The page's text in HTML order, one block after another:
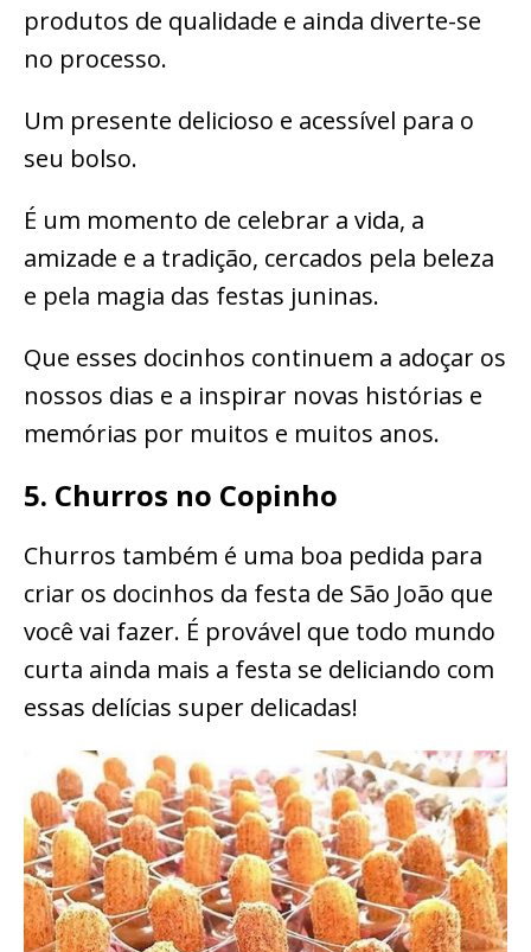
produtos de qualidade e ainda diverte-se
no processo.
Um presente delicioso e acessível para o
seu bolso.
É um momento de celebrar a vida, a
amizade e a tradição, cercados pela beleza
e pela magia das festas juninas.
Que esses docinhos continuem a adoçar os
nossos dias e a inspirar novas histórias e
memórias por muitos e muitos anos.
5. Churros no Copinho
Churros também é uma boa pedida para
criar os docinhos da festa de São João que
você vai fazer. É provável que todo mundo
curta ainda mais a festa se deliciando com
essas delícias super delicadas!